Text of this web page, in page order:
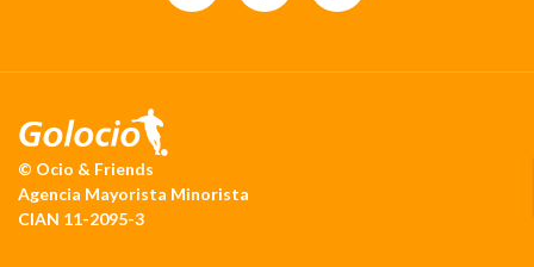
© Ocio & Friends
Agencia Mayorista Minorista
CIAN 11-2095-3